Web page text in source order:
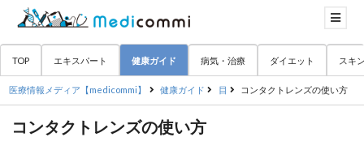
TOP エキスパート 健康ガイド 病気・治療 ダイエット スキ
医療情報メディア【medicommi】 健康ガイド 目 コンタクトレンズの使い方
コンタクトレンズの使い方